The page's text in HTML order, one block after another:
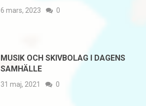
6 mars, 2023 0
MUSIK OCH SKIVBOLAG I DAGENS
SAMHÄLLE
31 maj, 2021 0